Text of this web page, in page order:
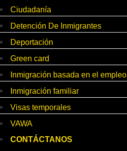
Ciudadanía
Detención De Inmigrantes
Deportación
Green card
Inmigración basada en el empleo
Inmigración familiar
Visas temporales
VAWA
CONTÁCTANOS